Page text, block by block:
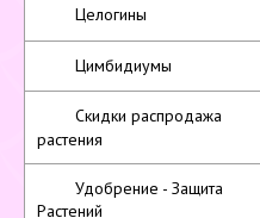
Целогины
Цимбидиумы
Скидки распродажа
растения
Удобрение - Защита
Растений